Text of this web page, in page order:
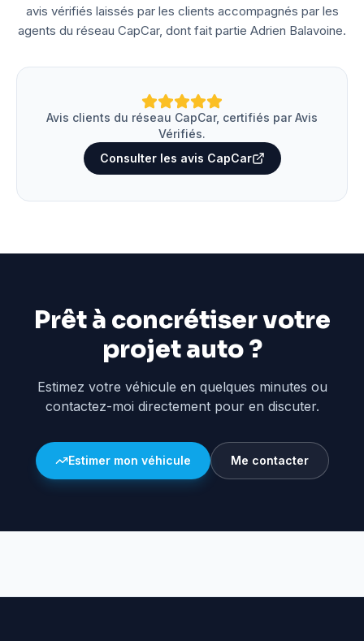
avis vérifiés laissés par les clients accompagnés par les
agents du réseau CapCar, dont fait partie Adrien Balavoine.
Avis clients du réseau CapCar, certifiés par Avis
Vérifiés.
Consulter les avis CapCar
Prêt à concrétiser votre
projet auto ?
Estimez votre véhicule en quelques minutes ou
contactez-moi directement pour en discuter.
Estimer mon véhicule Me contacter